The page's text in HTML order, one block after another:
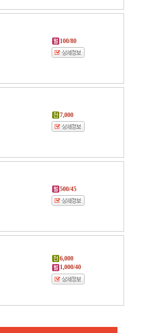
100/80
7,000
500/45
6,000
1,000/40